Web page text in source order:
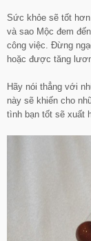
Sức khỏe sẽ tốt
và sao Mộc đem
công việc. Đừng
hoặc được tăng
Hãy nói thẳng với
này sẽ khiến cho
tình bạn tốt sẽ xuất